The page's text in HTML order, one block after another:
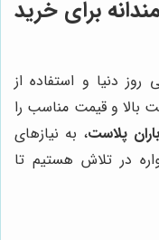
برای خرید
روز دنیا و استفاده از
بالا و قیمت مناسب را
باران پلاست، به نیازهای
در تلاش هستیم تا